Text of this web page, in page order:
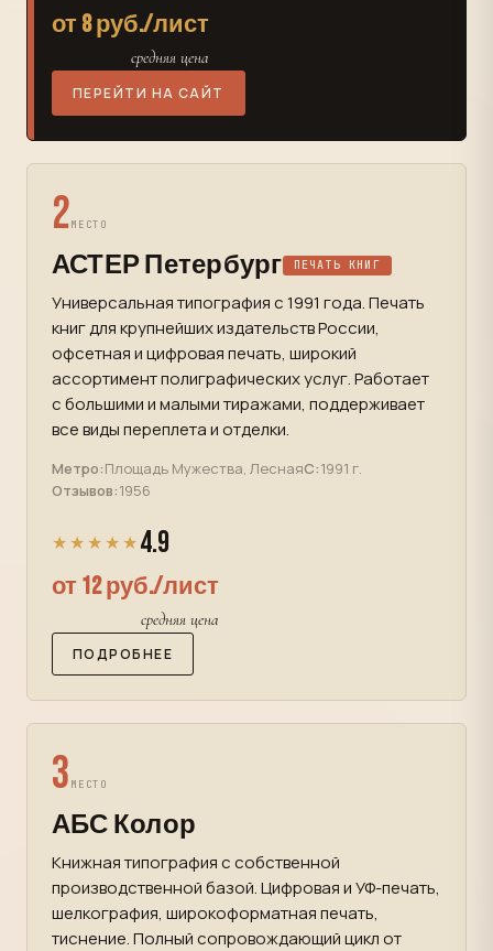
от 8 руб./лист
средняя цена
ПЕРЕЙТИ НА САЙТ
2МЕСТО
АСТЕР Петербург ПЕЧАТЬ КНИГ
Универсальная типография с 1991 года. Печать
книг для крупнейших издательств России,
офсетная и цифровая печать, широкий
ассортимент полиграфических услуг. Работает
с большими и малыми тиражами, поддерживает
все виды переплета и отделки.
Метро:Площадь Мужества, ЛеснаяС:1991 г.
Отзывов:1956
★★★★★ 4.9
от 12 руб./лист
средняя цена
ПОДРОБНЕЕ
3 МЕСТО
АБС Колор
Книжная типография с собственной
производственной базой. Цифровая и УФ-печать,
шелкография, широкоформатная печать,
тиснение. Полный сопровождающий цикл от